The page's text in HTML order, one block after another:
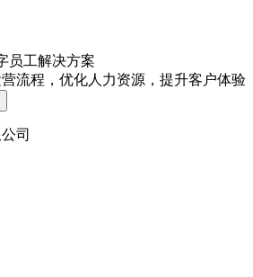
员工解决方案
流程，优化人力资源，提升客户体验
司